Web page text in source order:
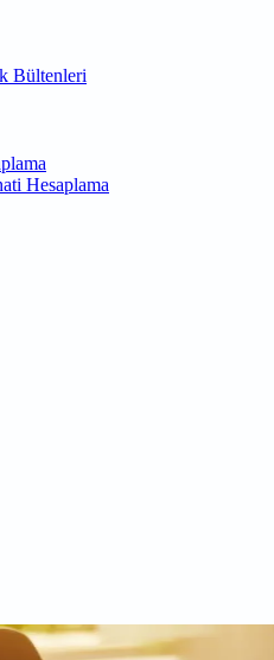
Bültenleri
Hesaplama